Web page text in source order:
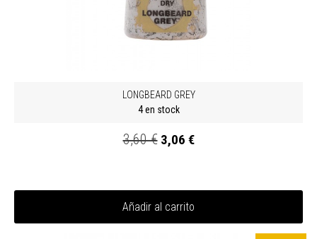
LONGBEARD GREY
4 en stock
3,60 € 3,06 €
Añadir al carrito